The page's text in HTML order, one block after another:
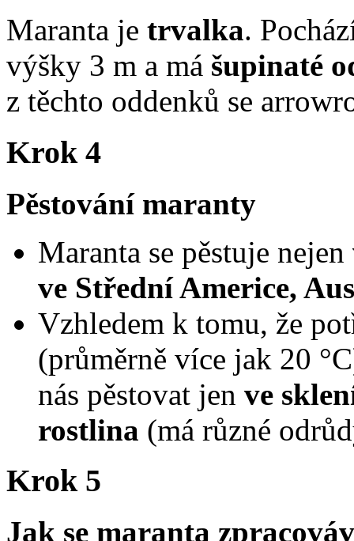
Maranta je trvalka.
výšky 3 m a má šupinaté
z těchto oddenků se
Krok 4
Pěstování maranty
Maranta se pěstuje nejen
ve Střední Americe,
Vzhledem k tomu, že
(průměrně více jak 20
nás pěstovat jen ve
rostlina (má různé
Krok 5
Jak se maranta